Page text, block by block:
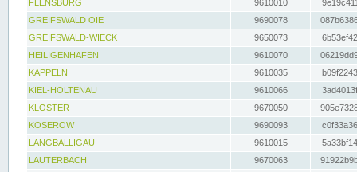
FLENSBURG
9610010
GREIFSWALD OIE
9690078
GREIFSWALD-WIECK
9650073
HEILIGENHAFEN
9610070
KAPPELN
9610035
KIEL-HOLTENAU
9610066
KLOSTER
9670050
KOSEROW
9690093
LANGBALLIGAU
9610015
LAUTERBACH
9670063